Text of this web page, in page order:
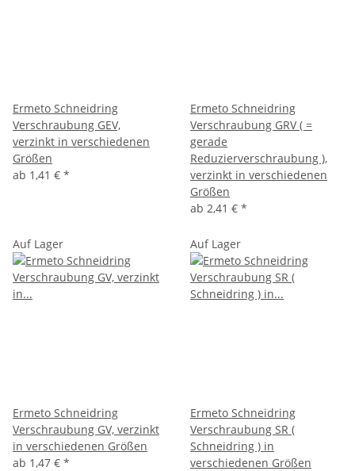
Ermeto Schneidring
Verschraubung GEV,
verzinkt in verschiedenen
Größen
ab 1,41 € *
Ermeto Schneidring
Verschraubung GRV ( =
gerade
Reduzierverschraubung ),
verzinkt in verschiedenen
Größen
ab 2,41 € *
Auf Lager
Ermeto Schneidring
Verschraubung GV, verzinkt
in verschiedenen Größen
ab 1,47 € *
Auf Lager
Ermeto Schneidring
Verschraubung SR (
Schneidring ) in
verschiedenen Größen